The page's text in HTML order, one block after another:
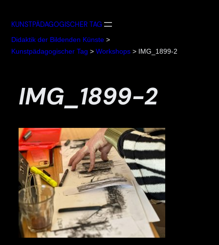
Inhalt
KUNSTPÄDAGOGISCHER TAG
Didaktik der Bildenden Künste >
Kunstpädagogischer Tag > Workshops > IMG_1899-2
IMG_1899-2